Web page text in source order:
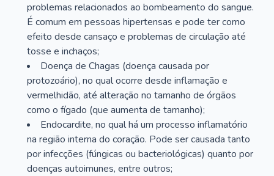
problemas relacionados ao bombeamento do sangue.
É comum em pessoas hipertensas e pode ter como
efeito desde cansaço e problemas de circulação até
tosse e inchaços;
Doença de Chagas (doença causada por
protozoário), no qual ocorre desde inflamação e
vermelhidão, até alteração no tamanho de órgãos
como o fígado (que aumenta de tamanho);
Endocardite, no qual há um processo inflamatório
na região interna do coração. Pode ser causada tanto
por infecções (fúngicas ou bacteriológicas) quanto por
doenças autoimunes, entre outros;